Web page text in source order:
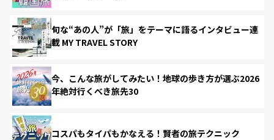
旬な“あの人”が「旅」をテーマに語るインタビュー連
載 MY TRAVEL STORY
今、こんな旅がしてみたい！地球の歩き方が選ぶ2026
年絶対行くべき旅先30
コスパもタイパもかなえる！賢者の旅テクニック